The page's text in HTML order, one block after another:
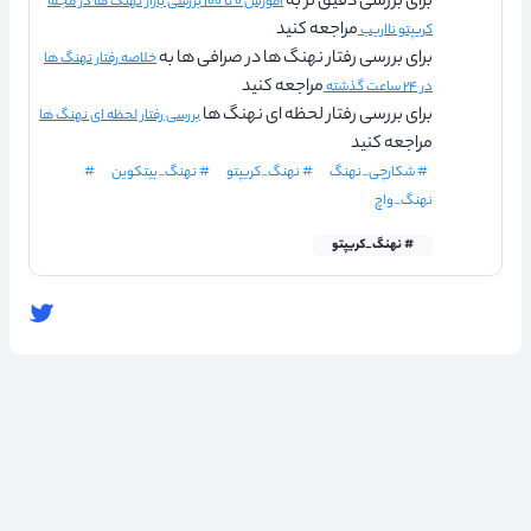
کریپتو نااریبمراجعه کنید
برای بررسی رفتار نهنگ ها در صرافی ها بهخلاصه رفتار نهنگ ها
در ۲۴ ساعت گذشته
مراجعه کنید
برای بررسی رفتار لحظه ای نهنگ هابررسی رفتار لحظه ای نهنگ ها
مراجعه کنید
# شکارچی_نهنگ # نهنگ_کریپتو # نهنگ_بیتکوین
#
نهنگ_واچ
# نهنگ_کریپتو